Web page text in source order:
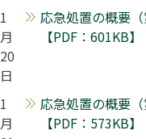
1
月
20
日
応急処置の概要（
【PDF：601KB】
1
月
応急処置の概要（
【PDF：573KB】